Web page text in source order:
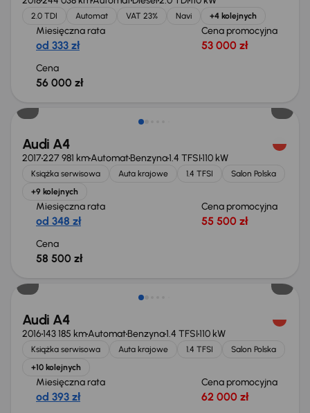
2.0 TDI Automat VAT 23% Navi +4 kolejnych
Miesięczna rata
od 333 zł
Cena promocyjna
53 000 zł
Cena
56 000 zł
Świeżo skupione
Audi A4
2017227 981 kmAutomatBenzyna1.4 TFSI110 kW
Książka serwisowa Auta krajowe 1.4 TFSI
Salon Polska
+9 kolejnych
Miesięczna rata
od 348 zł
Cena promocyjna
55 500 zł
Cena
58 500 zł
Taniej o 1 000 zł
Audi A4
2016143 185 kmAutomatBenzyna1.4 TFSI110 kW
Książka serwisowa Auta krajowe 1.4 TFSI
Salon Polska
+10 kolejnych
Miesięczna rata
od 393 zł
Cena promocyjna
62 000 zł